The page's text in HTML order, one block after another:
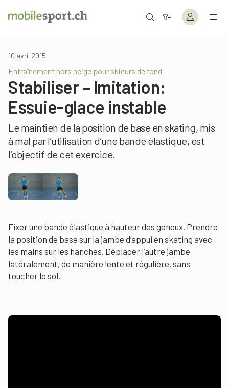
10 avril 2015
Entraînement hors neige pour skieurs de fond
Stabiliser – Imitation:
Essuie-glace instable
Le maintien de la position de base en skating, mis
à mal par l’utilisation d’une bande élastique, est
l’objectif de cet exercice.
Fixer une bande élastique à hauteur des genoux. Prendre
la position de base sur la jambe d’appui en skating avec
les mains sur les hanches. Déplacer l’autre jambe
latéralement, de manière lente et régulière, sans
toucher le sol.